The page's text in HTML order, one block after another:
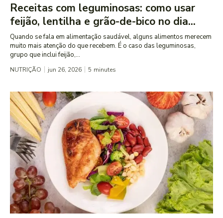
Receitas com leguminosas: como usar
feijão, lentilha e grão-de-bico no dia...
Quando se fala em alimentação saudável, alguns alimentos merecem
muito mais atenção do que recebem. É o caso das leguminosas,
grupo que inclui feijão,...
NUTRIÇÃO jun 26, 2026 5 minutes